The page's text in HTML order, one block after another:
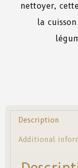
nettoyer, cette
la
Description
Additional